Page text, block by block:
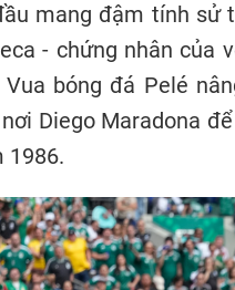
mang đậm tính sử
- chứng nhân của
bóng đá Pelé
Diego Maradona
1986.